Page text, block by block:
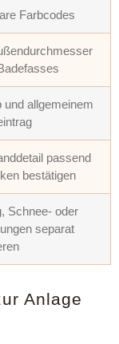
Farbcodes
und allgemeinem
passend
bestätigen
Schnee- oder
separat
Anlage